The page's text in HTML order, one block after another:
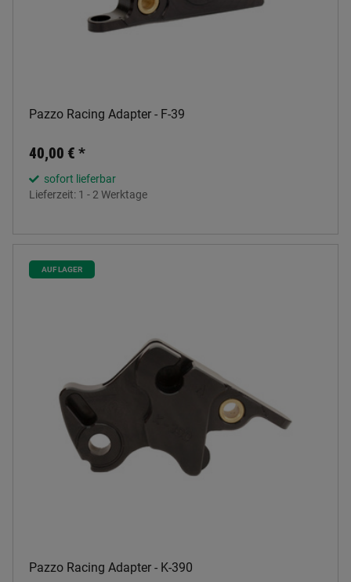
Pazzo Racing Adapter - F-39
40,00 € *
sofort lieferbar
Lieferzeit: 1 - 2 Werktage
AUF LAGER
Pazzo Racing Adapter - K-390